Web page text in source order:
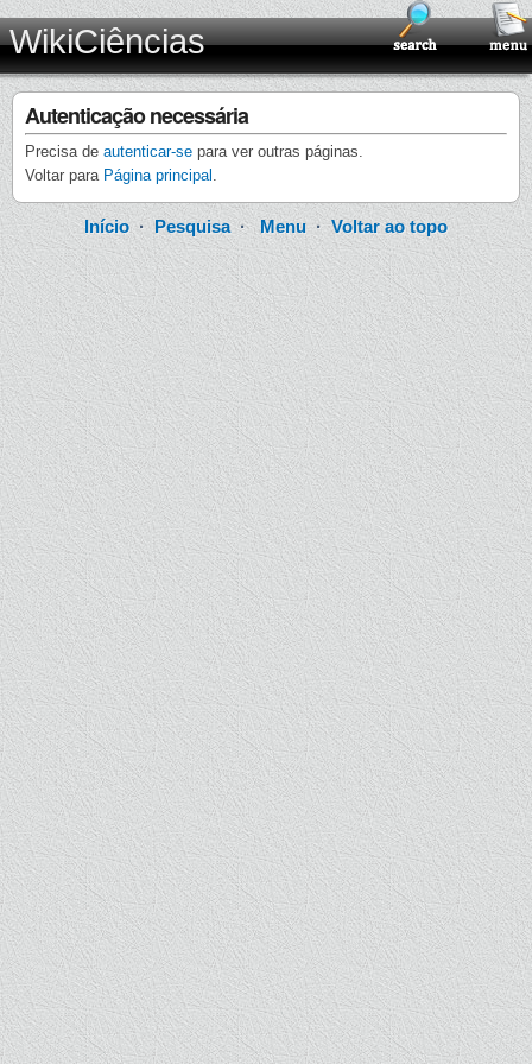
WikiCiências
Autenticação necessária
Precisa de autenticar-se para ver outras páginas.
Voltar para Página principal .
Início · Pesquisa·Menu ·Voltar ao topo